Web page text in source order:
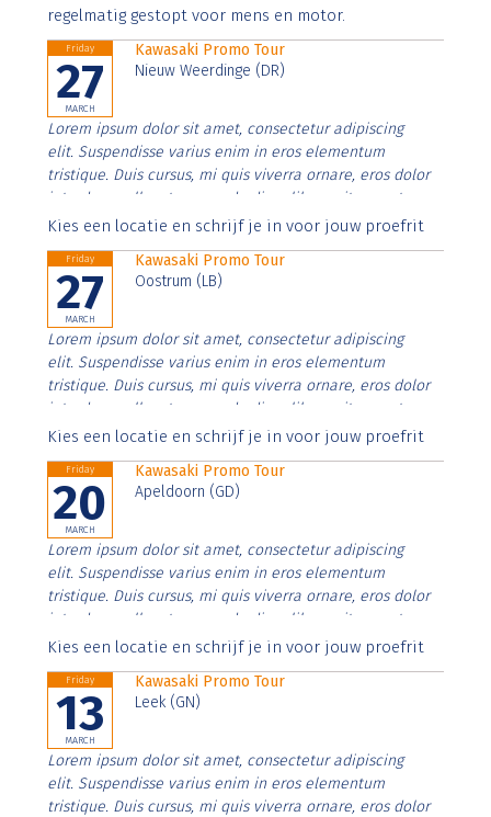
regelmatig gestopt voor mens en motor.
Friday
27
MARCH
Kawasaki Promo Tour
Nieuw Weerdinge (DR)
Lorem ipsum dolor sit amet, consectetur adipiscing
elit. Suspendisse varius enim in eros elementum
tristique. Duis cursus, mi quis viverra ornare, eros dolor
interdum nulla, ut commodo diam libero vitae erat.
Aenean faucibus nibh et justo cursus id rutrum lorem
Kies een locatie en schrijf je in voor jouw proefrit
Friday
27
MARCH
Kawasaki Promo Tour
Oostrum (LB)
Lorem ipsum dolor sit amet, consectetur adipiscing
elit. Suspendisse varius enim in eros elementum
tristique. Duis cursus, mi quis viverra ornare, eros dolor
interdum nulla, ut commodo diam libero vitae erat.
Aenean faucibus nibh et justo cursus id rutrum lorem
Kies een locatie en schrijf je in voor jouw proefrit
Friday
20
MARCH
Kawasaki Promo Tour
Apeldoorn (GD)
Lorem ipsum dolor sit amet, consectetur adipiscing
elit. Suspendisse varius enim in eros elementum
tristique. Duis cursus, mi quis viverra ornare, eros dolor
interdum nulla, ut commodo diam libero vitae erat.
Aenean faucibus nibh et justo cursus id rutrum lorem
Kies een locatie en schrijf je in voor jouw proefrit
Friday
13
MARCH
Kawasaki Promo Tour
Leek (GN)
Lorem ipsum dolor sit amet, consectetur adipiscing
elit. Suspendisse varius enim in eros elementum
tristique. Duis cursus, mi quis viverra ornare, eros dolor